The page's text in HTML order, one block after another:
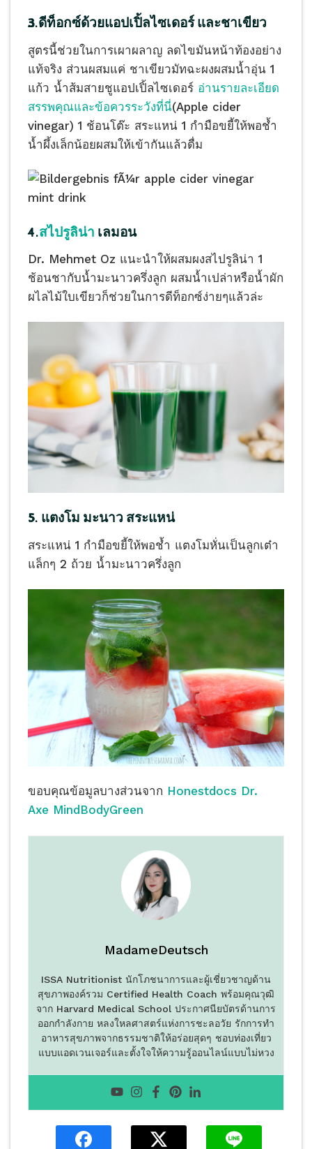
3.ดีท็อกซ์ด้วยแอปเปิ้ลไซเดอร์ และชาเขียว
สูตรนี้ช่วยในการเผาผลาญ ลดไขมันหน้าท้องอย่าง
แท้จริง ส่วนผสมแค่ ชาเขียวมัทฉะผงผสมน้ำอุ่น 1
แก้ว น้ำส้มสายชูแอปเปิ้ลไซเดอร์ อ่านรายละเอียด
สรรพคุณและข้อควรระวังที่นี่(Apple cider
vinegar) 1 ช้อนโต๊ะ สระแหน่ 1 กำมือขยี้ให้พอช้ำ
น้ำผึ้งเล็กน้อยผสมให้เข้ากันแล้วดื่ม
4.สไปรูลิน่า เลมอน
Dr. Mehmet Oz แนะนำให้ผสมผงสไปรูลิน่า 1
ช้อนชากับน้ำมะนาวครึ่งลูก ผสมน้ำเปล่าหรือน้ำผัก
ผไลไม้ใบเขียวก็ช่วยในการดีท็อกซ์ง่ายๆแล้วล่ะ
5. แตงโม มะนาว สระแหน่
สระแหน่ 1 กำมือขยี้ให้พอช้ำ แตงโมหั่นเป็นลูกเต๋า
แล็กๆ 2 ถ้วย น้ำมะนาวครึ่งลูก
ขอบคุณข้อมูลบางส่วนจาก Honestdocs Dr.
Axe MindBodyGreen
MadameDeutsch
ISSA Nutritionist นักโภชนาการและผู้เชี่ยวชาญด้าน
สุขภาพองค์รวม Certified Health Coach พร้อมคุณวุฒิ
จาก Harvard Medical School ประกาศนียบัตรด้านการ
ออกกำลังกาย หลงใหลศาสตร์แห่งการชะลอวัย รักการทำ
อาหารสุขภาพจากธรรมชาติให้อร่อยสุดๆ ชอบท่องเที่ยว
แบบแอดเวนเจอร์และตั้งใจให้ความรู้ออนไลน์แบบไม่หวง